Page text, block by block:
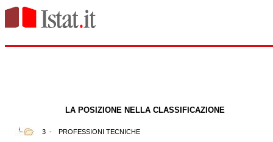
LA POSIZIONE NELLA CLASSIFICAZIONE
3 - PROFESSIONI TECNICHE